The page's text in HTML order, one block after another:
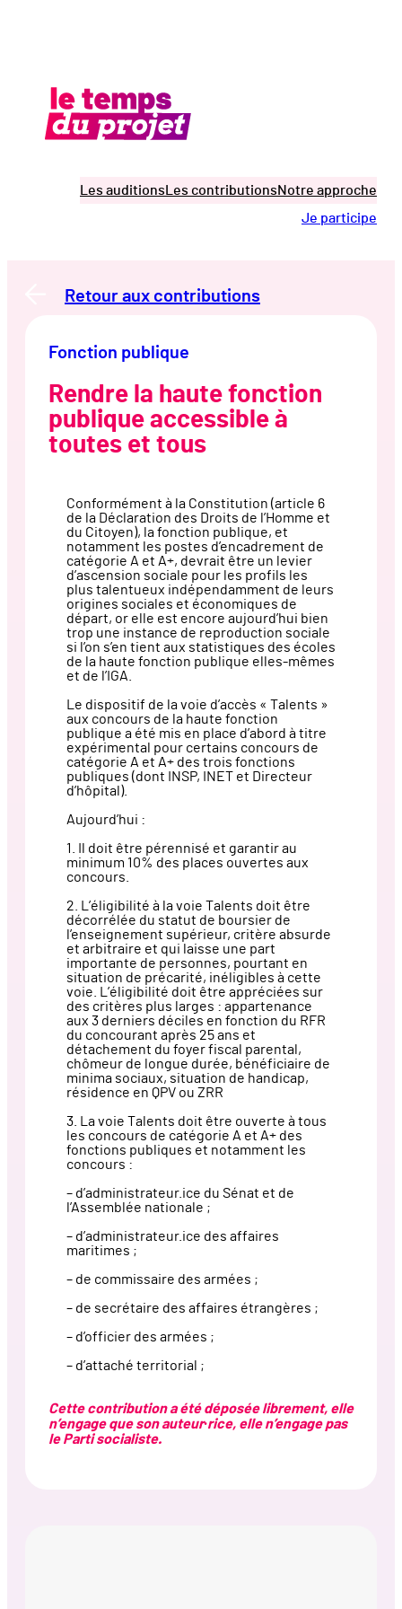
Les auditionsLes contributionsNotre approche
Je participe
Retour aux contributions
Fonction publique
Rendre la haute fonction
publique accessible à
toutes et tous
Conformément à la Constitution (article 6
de la Déclaration des Droits de l’Homme et
du Citoyen), la fonction publique, et
notamment les postes d’encadrement de
catégorie A et A+, devrait être un levier
d’ascension sociale pour les profils les
plus talentueux indépendamment de leurs
origines sociales et économiques de
départ, or elle est encore aujourd’hui bien
trop une instance de reproduction sociale
si l’on s’en tient aux statistiques des écoles
de la haute fonction publique elles-mêmes
et de l’IGA.
Le dispositif de la voie d’accès « Talents »
aux concours de la haute fonction
publique a été mis en place d’abord à titre
expérimental pour certains concours de
catégorie A et A+ des trois fonctions
publiques (dont INSP, INET et Directeur
d’hôpital).
Aujourd’hui :
1. Il doit être pérennisé et garantir au
minimum 10% des places ouvertes aux
concours.
2. L’éligibilité à la voie Talents doit être
décorrélée du statut de boursier de
l’enseignement supérieur, critère absurde
et arbitraire et qui laisse une part
importante de personnes, pourtant en
situation de précarité, inéligibles à cette
voie. L’éligibilité doit être appréciées sur
des critères plus larges : appartenance
aux 3 derniers déciles en fonction du RFR
du concourant après 25 ans et
détachement du foyer fiscal parental,
chômeur de longue durée, bénéficiaire de
minima sociaux, situation de handicap,
résidence en QPV ou ZRR
3. La voie Talents doit être ouverte à tous
les concours de catégorie A et A+ des
fonctions publiques et notamment les
concours :
– d’administrateur.ice du Sénat et de
l’Assemblée nationale ;
– d’administrateur.ice des affaires
maritimes ;
– de commissaire des armées ;
– de secrétaire des affaires étrangères ;
– d’officier des armées ;
– d’attaché territorial ;
Cette contribution a été déposée librement, elle
n’engage que son auteur·rice, elle n’engage pas
le Parti socialiste.